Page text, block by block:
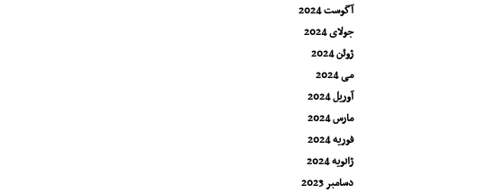
آگوست 2024
جولای 2024
ژوئن 2024
می 2024
آوریل 2024
مارس 2024
فوریه 2024
ژانویه 2024
دسامبر 2023